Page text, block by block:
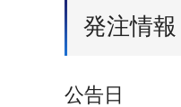
発注情報
公告日